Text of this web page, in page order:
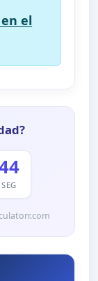
el
SEG